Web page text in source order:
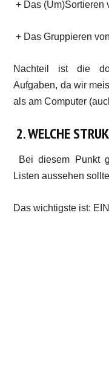
+ Das (Um)Sortieren
+ Das Gruppieren
Nachteil ist die
Aufgaben, da wir
als am Computer
2. WELCHE
Bei diesem Punkt
Listen aussehen
Das wichtigste ist: